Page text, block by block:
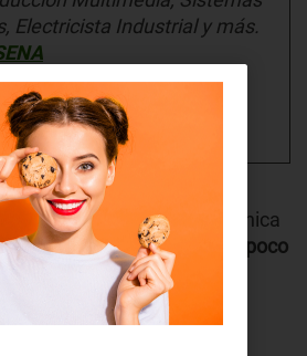
Electricista Industrial y más.
(@SENABogotaDC)
realidad, mientras que la
de energía, la electrónica
Vamos a profundizar un poco